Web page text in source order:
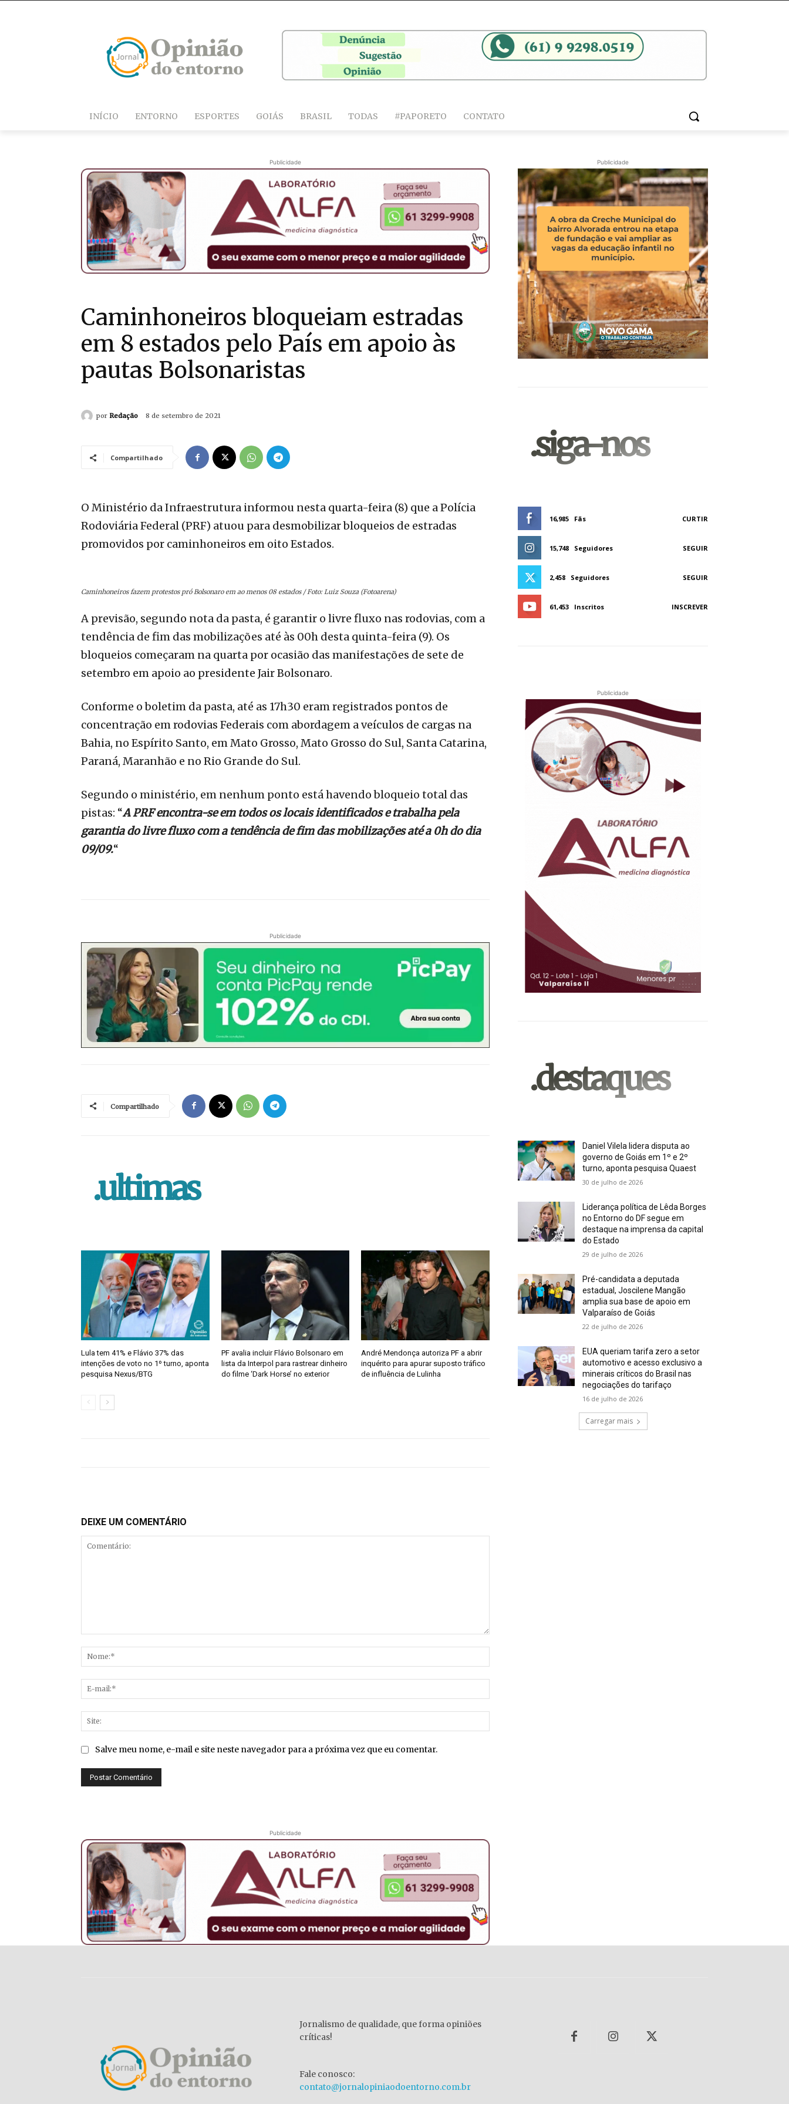
INÍCIO ENTORNO ESPORTES GOIÁS BRASIL TODAS #PAPORETO CONTATO
Publicidade
Caminhoneiros bloqueiam estradas
em 8 estados pelo País em apoio às
pautas Bolsonaristas
por Redação 8 de setembro de 2021
Compartilhado
O Ministério da Infraestrutura informou nesta quarta-feira (8) que a Polícia
Rodoviária Federal (PRF) atuou para desmobilizar bloqueios de estradas
promovidos por caminhoneiros em oito Estados.
Caminhoneiros fazem protestos pró Bolsonaro em ao menos 08 estados / Foto: Luiz Souza (Fotoarena)
A previsão, segundo nota da pasta, é garantir o livre fluxo nas rodovias, com a
tendência de fim das mobilizações até às 00h desta quinta-feira (9). Os
bloqueios começaram na quarta por ocasião das manifestações de sete de
setembro em apoio ao presidente Jair Bolsonaro.
Conforme o boletim da pasta, até as 17h30 eram registrados pontos de
concentração em rodovias Federais com abordagem a veículos de cargas na
Bahia, no Espírito Santo, em Mato Grosso, Mato Grosso do Sul, Santa Catarina,
Paraná, Maranhão e no Rio Grande do Sul.
Segundo o ministério, em nenhum ponto está havendo bloqueio total das
pistas: “A PRF encontra-se em todos os locais identificados e trabalha pela
garantia do livre fluxo com a tendência de fim das mobilizações até a 0h do dia
09/09.“
Publicidade
Compartilhado
.ultimas
Lula tem 41% e Flávio 37% das
intenções de voto no 1º turno, aponta
pesquisa Nexus/BTG
PF avalia incluir Flávio Bolsonaro em
lista da Interpol para rastrear dinheiro
do filme ‘Dark Horse’ no exterior
André Mendonça autoriza PF a abrir
inquérito para apurar suposto tráfico
de influência de Lulinha
DEIXE UM COMENTÁRIO
mail:*
Salve meu nome, e-mail e site neste navegador para a próxima vez que eu comentar.
Publicidade
Publicidade
.siga-nos
16,985 Fãs CURTIR
15,748 Seguidores SEGUIR
2,458 Seguidores SEGUIR
61,453 Inscritos INSCREVER
Publicidade
.destaques
Daniel Vilela lidera disputa ao
governo de Goiás em 1º e 2º
turno, aponta pesquisa Quaest
30 de julho de 2026
Liderança política de Lêda Borges
no Entorno do DF segue em
destaque na imprensa da capital
do Estado
29 de julho de 2026
Pré-candidata a deputada
estadual, Joscilene Mangão
amplia sua base de apoio em
Valparaíso de Goiás
22 de julho de 2026
EUA queriam tarifa zero a setor
automotivo e acesso exclusivo a
minerais críticos do Brasil nas
negociações do tarifaço
16 de julho de 2026
Carregar mais
Jornalismo de qualidade, que forma opiniões
críticas!
Fale conosco:
contato@jornalopiniaodoentorno.com.br